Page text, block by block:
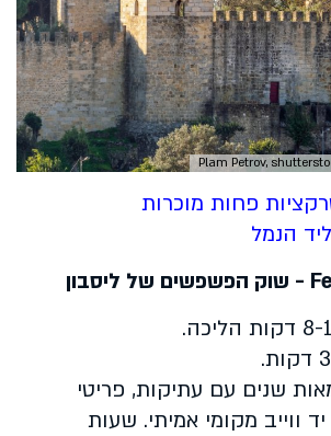
שני: 3 אטרקציות פחות מוכרות
הנמל
- שוק הפשפשים של ליסבון
שנים עם עתיקות, פריטי
ווייב מקומי אמיתי. שעות